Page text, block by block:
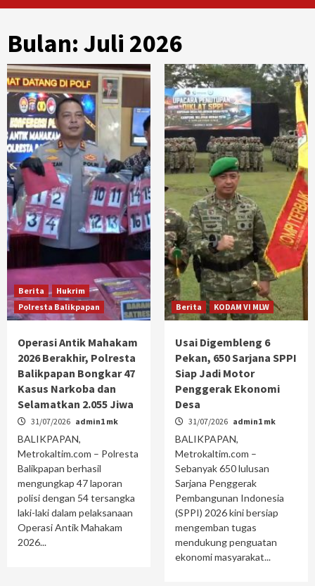
Bulan: Juli 2026
Berita
Hukrim
Polresta Balikpapan
Operasi Antik Mahakam
2026 Berakhir, Polresta
Balikpapan Bongkar 47
Kasus Narkoba dan
Selamatkan 2.055 Jiwa
31/07/2026 admin1 mk
BALIKPAPAN,
Metrokaltim.com – Polresta
Balikpapan berhasil
mengungkap 47 laporan
polisi dengan 54 tersangka
laki-laki dalam pelaksanaan
Operasi Antik Mahakam
2026...
Berita KODAM VI MLW
Usai Digembleng 6
Pekan, 650 Sarjana SPPI
Siap Jadi Motor
Penggerak Ekonomi
Desa
31/07/2026 admin1 mk
BALIKPAPAN,
Metrokaltim.com –
Sebanyak 650 lulusan
Sarjana Penggerak
Pembangunan Indonesia
(SPPI) 2026 kini bersiap
mengemban tugas
mendukung penguatan
ekonomi masyarakat...